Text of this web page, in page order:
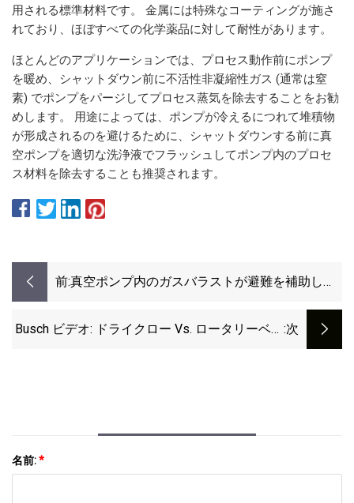
用される標準材料です。 金属には特殊なコーティングが施さ
れており、ほぼすべての化学薬品に対して耐性があります。
ほとんどのアプリケーションでは、プロセス動作前にポンプ
を暖め、シャットダウン前に不活性非凝縮性ガス (通常は窒
素) でポンプをパージしてプロセス蒸気を除去することをお勧
めします。 用途によっては、ポンプが冷えるにつれて堆積物
が形成されるのを避けるために、シャットダウンする前に真
空ポンプを適切な洗浄液でフラッシュしてポンプ内のプロセ
ス材料を除去することも推奨されます。
前:真空ポンプ内のガスバラストが避難を補助しま
Busch ビデオ: ドライクロー Vs. ロータリーベー :次
名前:*